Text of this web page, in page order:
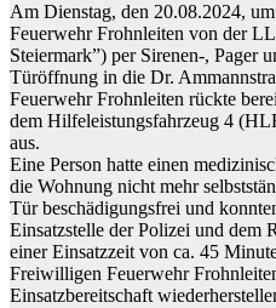
Am Dienstag, den 20.08.2024,
Feuerwehr Frohnleiten von der
Steiermark”) per Sirenen-, Pager
Türöffnung in die Dr.
Feuerwehr Frohnleiten rückte
dem Hilfeleistungsfahrzeug 4
aus.
Eine Person hatte einen
die Wohnung nicht mehr
Tür beschädigungsfrei und
Einsatzstelle der Polizei und dem
einer Einsatzzeit von ca. 45
Freiwilligen Feuerwehr
Einsatzbereitschaft